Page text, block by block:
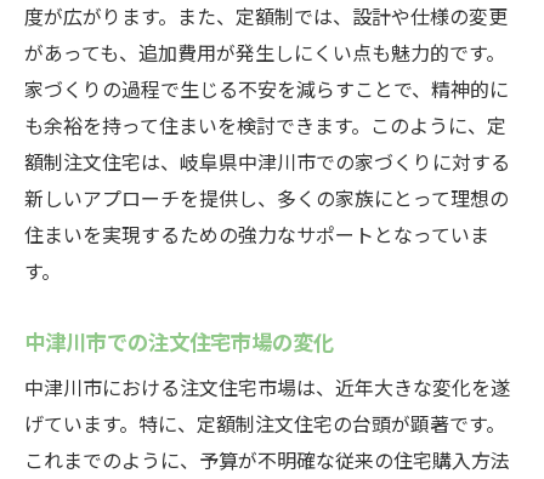
度が広がります。また、定額制では、設計や仕様の変更
があっても、追加費用が発生しにくい点も魅力的です。
家づくりの過程で生じる不安を減らすことで、精神的に
も余裕を持って住まいを検討できます。このように、定
額制注文住宅は、岐阜県中津川市での家づくりに対する
新しいアプローチを提供し、多くの家族にとって理想の
住まいを実現するための強力なサポートとなっていま
す。
中津川市での注文住宅市場の変化
中津川市における注文住宅市場は、近年大きな変化を遂
げています。特に、定額制注文住宅の台頭が顕著です。
これまでのように、予算が不明確な従来の住宅購入方法